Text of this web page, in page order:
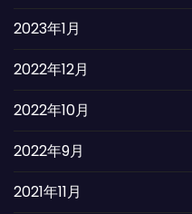
2023年1月
2022年12月
2022年10月
2022年9月
2021年11月